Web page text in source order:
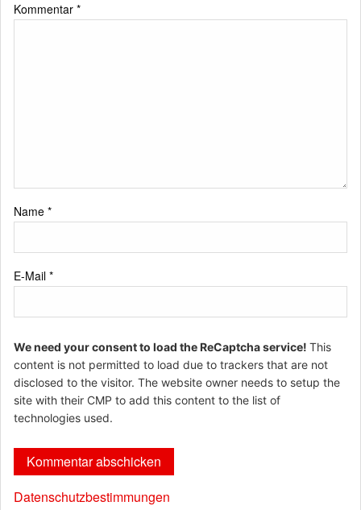
Kommentar *
Name *
E-Mail *
We need your consent to load the ReCaptcha service! This
content is not permitted to load due to trackers that are not
disclosed to the visitor. The website owner needs to setup the
site with their CMP to add this content to the list of
technologies used.
Datenschutzbestimmungen